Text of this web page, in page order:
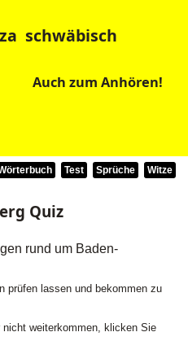
schwäbisch
Auch zum Anhören!
Test Sprüche Witze
Quiz
rund um Baden-
prüfen lassen und bekommen zu
weiterkommen, klicken Sie